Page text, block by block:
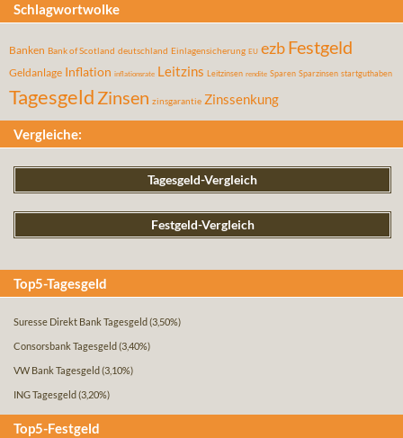
Schlagwortwolke
Banken Bank of Scotland deutschland Einlagensicherung EU ezbFestgeld
Geldanlage Inflation inflationsrate Leitzins Leitzinsen rendite Sparen Sparzinsen startguthaben
Tagesgeld Zinsen zinsgarantie Zinssenkung
Vergleiche:
Tagesgeld-Vergleich
Festgeld-Vergleich
Top5-Tagesgeld
Suresse Direkt Bank Tagesgeld (3,50%)
Consorsbank Tagesgeld (3,40%)
VW Bank Tagesgeld (3,10%)
ING Tagesgeld (3,20%)
Top5-Festgeld